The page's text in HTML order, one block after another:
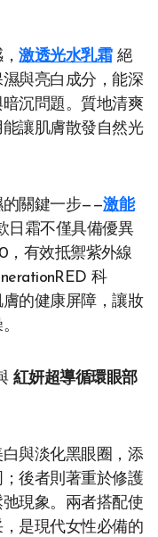
，激透光水乳霜絕
與亮白成分，能深
沉問題。質地清爽
讓肌膚散發自然光
的關鍵一步——激能
日霜不僅具備優異
，有效抵禦紫外線
科
的健康屏障，讓妝
紅妍超導循環眼部
與淡化黑眼圈，添
後者則著重於修護
現象。兩者搭配使
是現代女性必備的